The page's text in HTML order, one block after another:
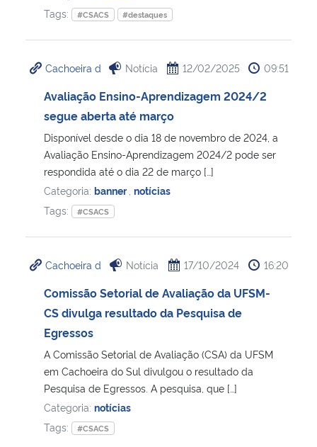
Tags:
#CSACS #destaques
Cachoeira d Notícia 12/02/2025 09:51
Avaliação Ensino-Aprendizagem 2024/2
segue aberta até março
Disponível desde o dia 18 de novembro de 2024, a
Avaliação Ensino-Aprendizagem 2024/2 pode ser
respondida até o dia 22 de março […]
Categoria: banner notícias
Tags:
#CSACS
Cachoeira d Notícia 17/10/2024 16:20
Comissão Setorial de Avaliação da UFSM-
CS divulga resultado da Pesquisa de
Egressos
A Comissão Setorial de Avaliação (CSA) da UFSM
em Cachoeira do Sul divulgou o resultado da
Pesquisa de Egressos. A pesquisa, que […]
Categoria: notícias
Tags:
#CSACS